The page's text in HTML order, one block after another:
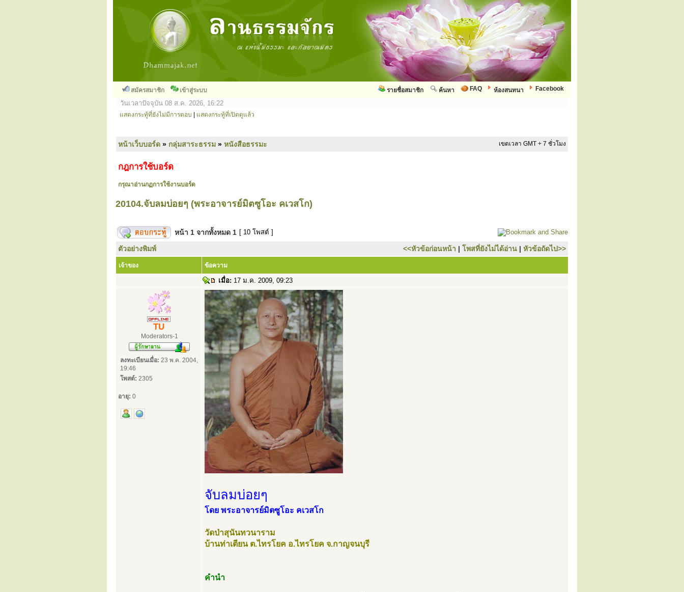
สมัครสมาชิก เข้าสู่ระบบ Facebook
ห้องสนทนา
FAQ
ค้นหา
รายชื่อสมาชิก
วันเวลาปัจจุบัน 08 ส.ค. 2026, 16:22
แสดงกระทู้ที่ยังไม่มีการตอบ แสดงกระทู้ที่เปิดดูแล้ว
หน้าเว็บบอร์ด » กลุ่มสาระธรรม » หนังสือธรรมะ เขตเวลา GMT + 7 ชั่วโมง
กฎการใช้บอร์ด
กรุณาอ่านกฏการใช้งานบอร์ด
20104.จับลมบ่อยๆ (พระอาจารย์มิตซูโอะ คเวสโก)
หน้า 1 จากทั้งหมด 1 [ 10 โพสต์ ]
ตัวอย่างพิมพ์ <<หัวข้อก่อนหน้า | โพสที่ยังไม่ได้อ่าน | หัวข้อถัดไป>>
เจ้าของ ข้อความ
เมื่อ: 17 ม.ค. 2009, 09:23
TU
Moderators-1
ลงทะเบียนเมื่อ: 23 พ.ค. 2004,
19:46
โพสต์: 2305
อายุ: 0
จับลมบ่อยๆ
โดย พระอาจารย์มิตซูโอะ คเวสโก
วัดป่าสุนันทวนาราม
บ้านท่าเตียน ต.ไทรโยค อ.ไทรโยค จ.กาญจนบุรี
คำนำ